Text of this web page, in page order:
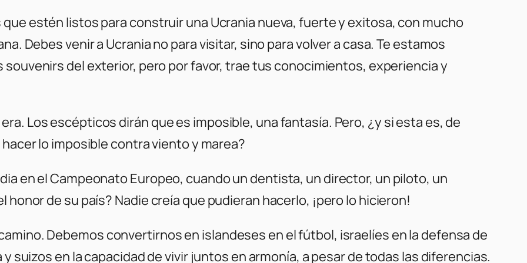
estén listos para construir una Ucrania nueva, fuerte y exitosa, con mucho
Debes venir a Ucrania no para visitar, sino para volver a casa. Te estamos
del exterior, pero por favor, trae tus conocimientos, experiencia y
Los escépticos dirán que es imposible, una fantasía. Pero, ¿y si esta es, de
lo imposible contra viento y marea?
en el Campeonato Europeo, cuando un dentista, un director, un piloto, un
de su país? Nadie creía que pudieran hacerlo, ¡pero lo hicieron!
Debemos convertirnos en islandeses en el fútbol, ​​israelíes en la defensa de
suizos en la capacidad de vivir juntos en armonía, a pesar de todas las diferencias.